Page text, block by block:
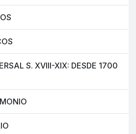
S. XVIII-XIX: DESDE 1700